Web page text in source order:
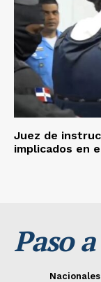
Juez de
implicados en
Paso
Nacionales